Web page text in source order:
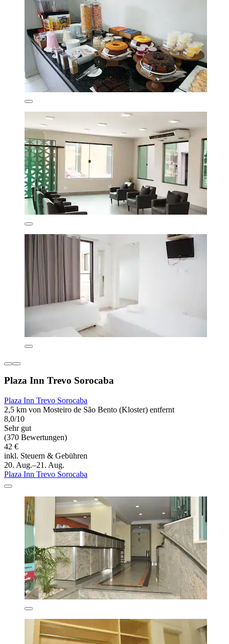
Plaza Inn Trevo Sorocaba
Plaza Inn Trevo Sorocaba
2,5 km von Mosteiro de São Bento (Kloster) entfernt
8,0/10
Sehr gut
(370 Bewertungen)
42 €
inkl. Steuern & Gebühren
20. Aug.–21. Aug.
Plaza Inn Trevo Sorocaba